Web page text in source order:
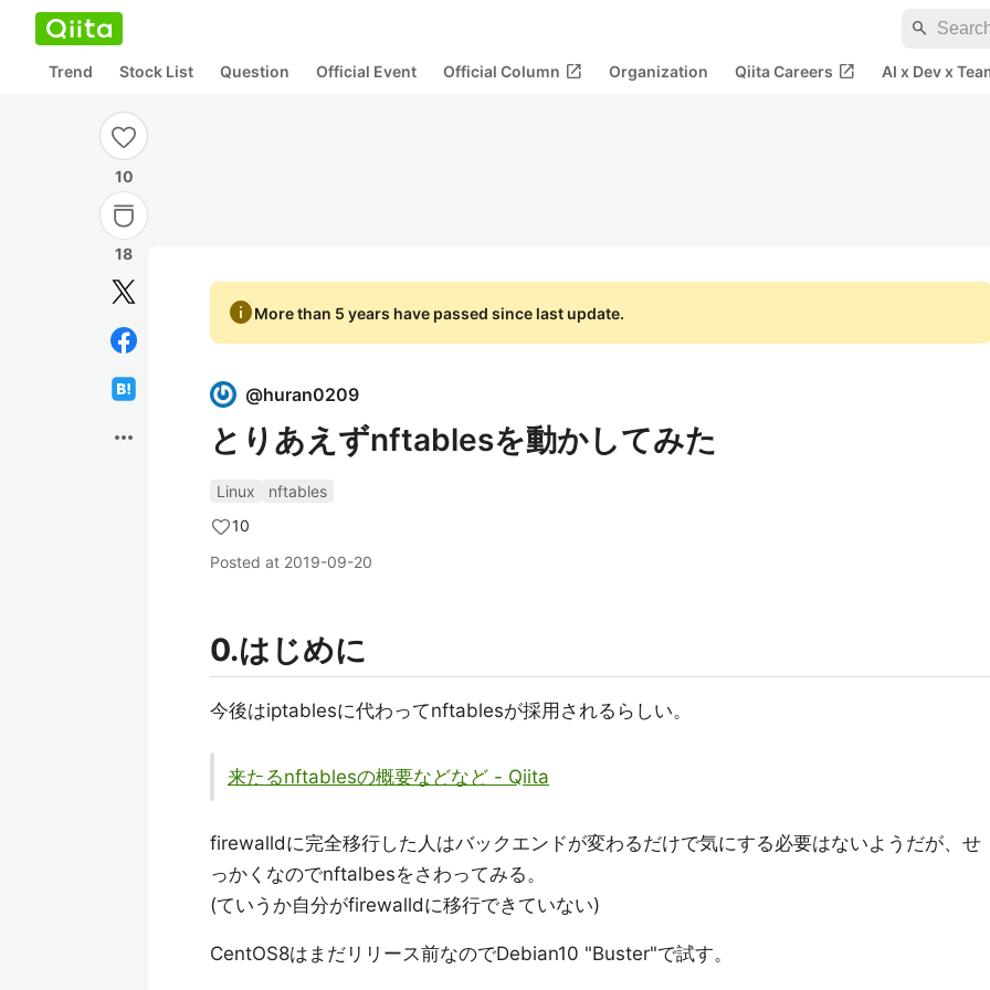
search
Trend Stock List Question Official Event Official Column open_in_new Organization Qiita Careers open_in_new AI x Dev x
10
18
more_horiz
infoMore than 5 years have passed since last update.
@huran0209
とりあえずnftablesを動かしてみた
Linux
nftables
10
Posted at 2019-09-20
0.はじめに
今後はiptablesに代わってnftablesが採用されるらしい。
来たるnftablesの概要などなど - Qiita
firewalldに完全移行した人はバックエンドが変わるだけで気にする必要はないようだが、せ
っかくなのでnftalbesをさわってみる。
(ていうか自分がfirewalldに移行できていない)
CentOS8はまだリリース前なのでDebian10 "Buster"で試す。